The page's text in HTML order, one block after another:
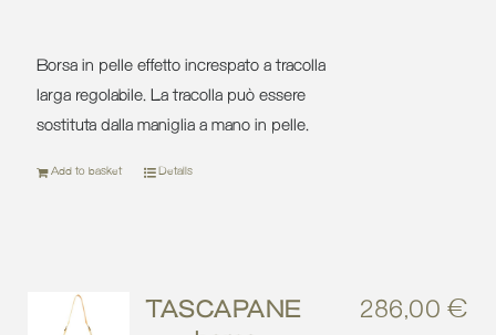
Borsa in pelle effetto increspato a tracolla
larga regolabile. La tracolla può essere
sostituta dalla maniglia a mano in pelle.
Add to basket Details
TASCAPANE
286,00€